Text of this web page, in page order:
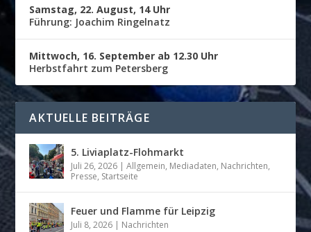
Samstag, 22. August, 14 Uhr
Führung: Joachim Ringelnatz
Mittwoch, 16. September ab 12.30 Uhr
Herbstfahrt zum Petersberg
AKTUELLE BEITRÄGE
5. Liviaplatz-Flohmarkt
Juli 26, 2026 |Allgemein, Mediadaten, Nachrichten,
Presse, Startseite
Feuer und Flamme für Leipzig
Juli 8, 2026 | Nachrichten